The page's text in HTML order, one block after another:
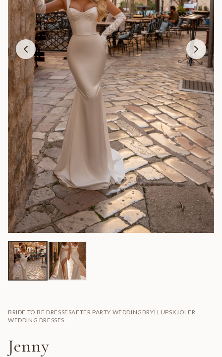
BRIDE TO BE DRESSESAFTER PARTY WEDDING BRYLLUPSKJOLER
WEDDING DRESSES
Jenny